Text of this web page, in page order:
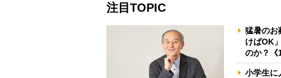
注目TOPIC
猛暑のお
けばOK
のか？《
小学生